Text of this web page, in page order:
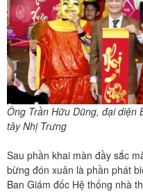
Ông Trần Hữu Dũng, đại diện
tây Nhị Trưng
Sau phần khai màn đầy sắc
bừng đón xuân là phần phát
Ban Giám đốc Hệ thống nhà